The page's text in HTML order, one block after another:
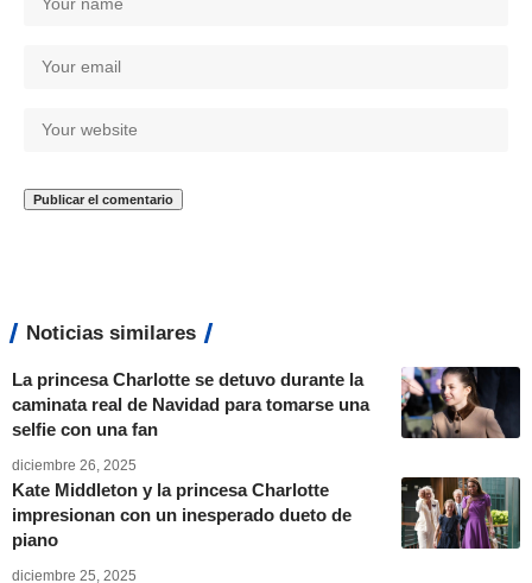
Noticias similares
La princesa Charlotte se detuvo durante la
caminata real de Navidad para tomarse una
selfie con una fan
diciembre 26, 2025
Kate Middleton y la princesa Charlotte
impresionan con un inesperado dueto de
piano
diciembre 25, 2025